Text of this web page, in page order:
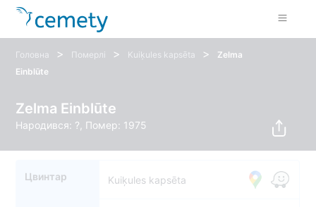
Головна > Померлі > Kuiķules kapsēta >
Zelma
Einblūte
Zelma Einblūte
Народився: ?, Помер: 1975
Цвинтар Kuiķules kapsēta